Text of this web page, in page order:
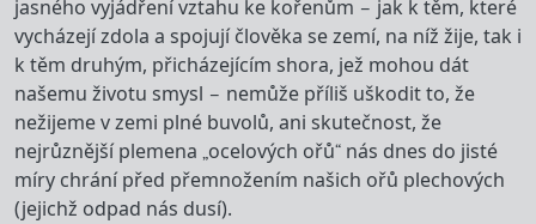
jasného vyjádření vztahu ke kořenům – jak k těm, které
vycházejí zdola a spojují člověka se zemí, na níž žije, tak i
k těm druhým, přicházejícím shora, jež mohou dát
našemu životu smysl – nemůže příliš uškodit to, že
nežijeme v zemi plné buvolů, ani skutečnost, že
nejrůznější plemena „ocelových ořů“ nás dnes do jisté
míry chrání před přemnožením našich ořů plechových
(jejichž odpad nás dusí).